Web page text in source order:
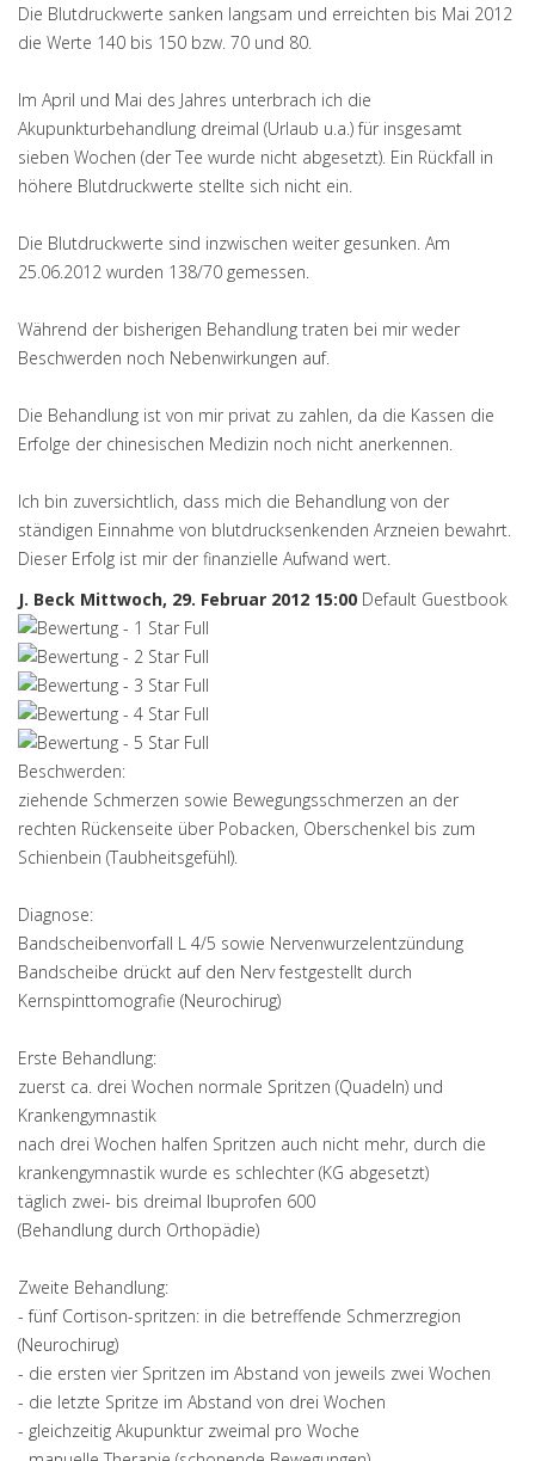
Die Blutdruckwerte sanken langsam und erreichten bis Mai 2012
die Werte 140 bis 150 bzw. 70 und 80.
Im April und Mai des Jahres unterbrach ich die
Akupunkturbehandlung dreimal (Urlaub u.a.) für insgesamt
sieben Wochen (der Tee wurde nicht abgesetzt). Ein Rückfall in
höhere Blutdruckwerte stellte sich nicht ein.
Die Blutdruckwerte sind inzwischen weiter gesunken. Am
25.06.2012 wurden 138/70 gemessen.
Während der bisherigen Behandlung traten bei mir weder
Beschwerden noch Nebenwirkungen auf.
Die Behandlung ist von mir privat zu zahlen, da die Kassen die
Erfolge der chinesischen Medizin noch nicht anerkennen.
Ich bin zuversichtlich, dass mich die Behandlung von der
ständigen Einnahme von blutdrucksenkenden Arzneien bewahrt.
Dieser Erfolg ist mir der finanzielle Aufwand wert.
J. Beck Mittwoch, 29. Februar 2012 15:00 Default Guestbook
Beschwerden:
ziehende Schmerzen sowie Bewegungsschmerzen an der
rechten Rückenseite über Pobacken, Oberschenkel bis zum
Schienbein (Taubheitsgefühl).
Diagnose:
Bandscheibenvorfall L 4/5 sowie Nervenwurzelentzündung
Bandscheibe drückt auf den Nerv festgestellt durch
Kernspinttomografie (Neurochirug)
Erste Behandlung:
zuerst ca. drei Wochen normale Spritzen (Quadeln) und
Krankengymnastik
nach drei Wochen halfen Spritzen auch nicht mehr, durch die
krankengymnastik wurde es schlechter (KG abgesetzt)
täglich zwei- bis dreimal Ibuprofen 600
(Behandlung durch Orthopädie)
Zweite Behandlung:
- fünf Cortison-spritzen: in die betreffende Schmerzregion
(Neurochirug)
- die ersten vier Spritzen im Abstand von jeweils zwei Wochen
- die letzte Spritze im Abstand von drei Wochen
- gleichzeitig Akupunktur zweimal pro Woche